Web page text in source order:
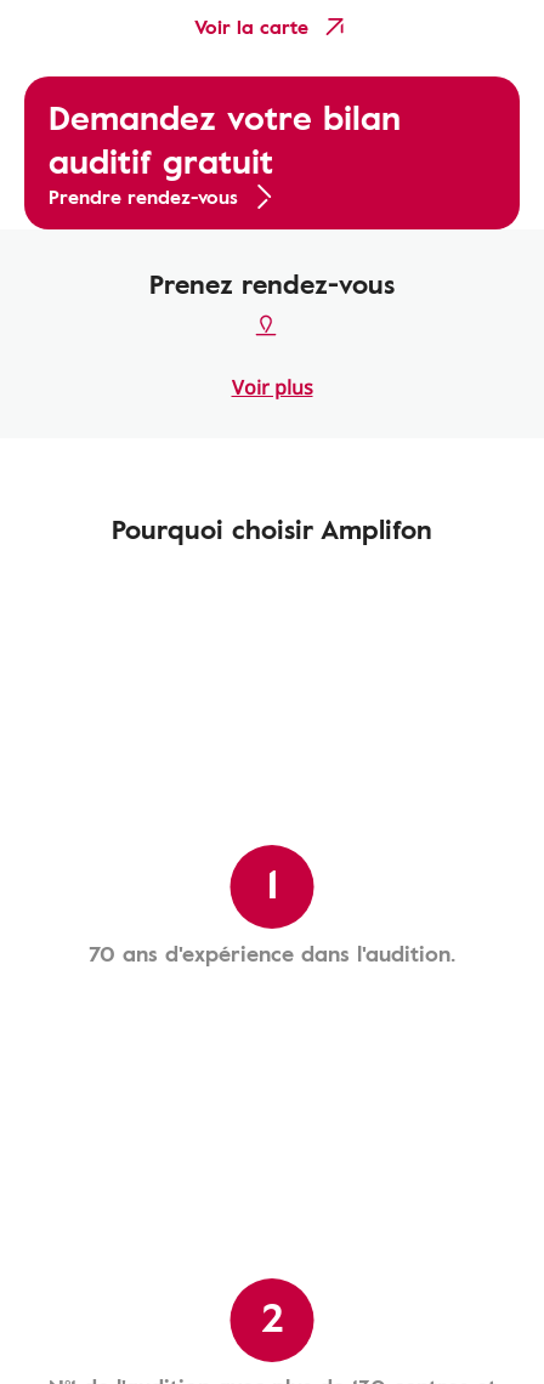
Voir la carte
Demandez votre bilan
auditif gratuit
Prendre rendez-vous
Prenez rendez-vous
Voir plus
Pourquoi choisir Amplifon
1
70 ans d'expérience dans l'audition.
2